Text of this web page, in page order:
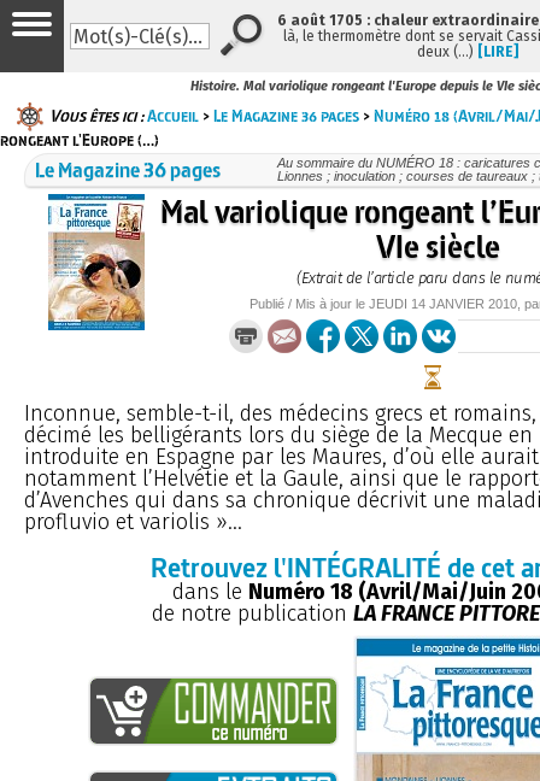
Histoire. Mal variolique rongeant l'Europe depuis le VIe
Vous êtes ici :Accueil >Le Magazine 36 pages >Numéro 18 (Avril/Mai/
rongeant l'Europe (…)
Le Magazine 36 pages
Au sommaire du NUMÉRO 18 : caricatures
Lionnes ; inoculation ; courses de taureaux
Mal variolique rongeant
VIe siècle
(Extrait de l’article paru dans le
Publié / Mis à jour le JEUDI 14 JANVIER 2010 ,
Inconnue, semble-t-il, des médecins grecs et
décimé les belligérants lors du siège de la Mecque en
introduite en Espagne par les Maures, d’où elle aurait
notamment l’Helvétie et la Gaule, ainsi que le
d’Avenches qui dans sa chronique décrivit une
profluvio et variolis »...
Retrouvez l'INTÉGRALITÉ de cet
dans le Numéro 18 (Avril/Mai/Juin
de notre publication LA FRANCE
6 août 1705 : chaleur
là, le thermomètre dont se servait
deux (…) [LIRE]